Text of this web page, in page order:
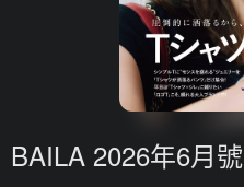
BAILA 2026年6月號